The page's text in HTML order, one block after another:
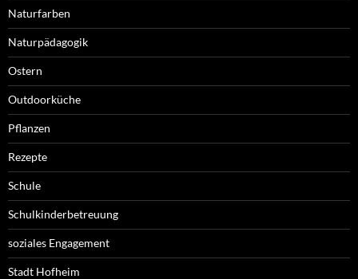
Naturfarben
Naturpädagogik
Ostern
Outdoorküche
Pflanzen
Rezepte
Schule
Schulkinderbetreuung
soziales Engagement
Stadt Hofheim